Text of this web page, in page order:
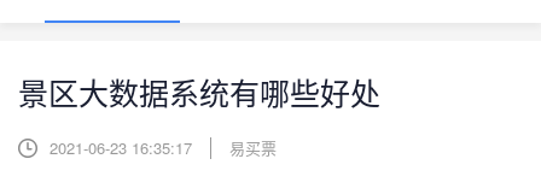
景区大数据系统有哪些好处
2021-06-23 16:35:17 易买票